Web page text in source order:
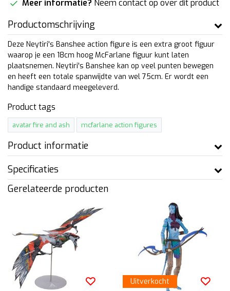
Meer informatie? Neem contact op over dit product
Productomschrijving
Deze Neytiri's Banshee action figure is een extra groot figuur
waarop je een 18cm hoog McFarlane figuur kunt laten
plaatsnemen. Neytiri's Banshee kan op veel punten bewegen
en heeft een totale spanwijdte van wel 75cm. Er wordt een
handige standaard meegeleverd.
Product tags
avatar fire and ash mcfarlane action figures
Product informatie
Specificaties
Gerelateerde producten
Uitverkocht